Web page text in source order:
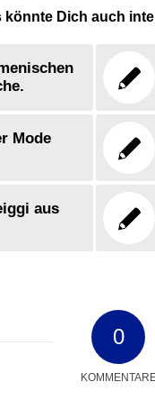
könnte Dich auch
Mode
aus
0